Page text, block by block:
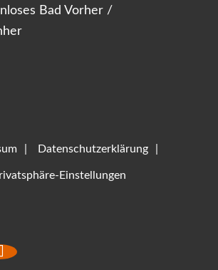
Bad Vorher /
Datenschutzerklärung
Einstellungen